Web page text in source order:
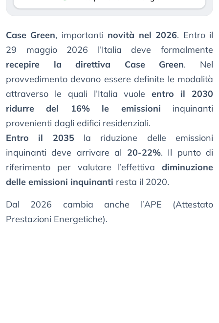
Case Green, importanti novità nel 2026. Entro il
29 maggio 2026 l’Italia deve formalmente
recepire la direttiva Case Green. Nel
provvedimento devono essere definite le modalità
attraverso le quali l’Italia vuoleentro il 2030
ridurre del 16% le emissioni inquinanti
provenienti dagli edifici residenziali.
Entro il 2035 la riduzione delle emissioni
inquinanti deve arrivare al 20-22%. Il punto di
riferimento per valutare l’effettiva diminuzione
delle emissioni inquinanti resta il 2020.
Dal 2026 cambia anche l’APE (Attestato
Prestazioni Energetiche).